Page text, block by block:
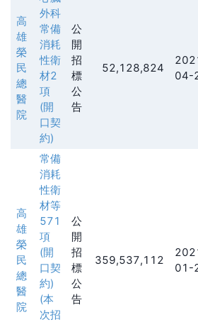
高
雄
榮
民
總
醫
院
外科
常備
消耗
性衛
材2
項
(開
口契
約)
公
開
招
標
公
告
52,128,824
04-
高
雄
榮
民
總
醫
院
常備
消耗
性衛
材等
571
項
(開
口契
約)
(本
次招
公
開
招
標
公
告
359,537,112
01-